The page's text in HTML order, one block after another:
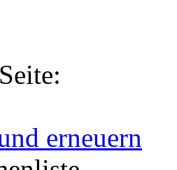
erneuern